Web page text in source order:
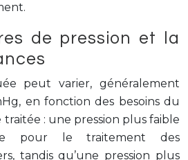
de pression et la
peut varier, généralement
en fonction des besoins du
: une pression plus faible
pour le traitement des
tandis qu’une pression plus